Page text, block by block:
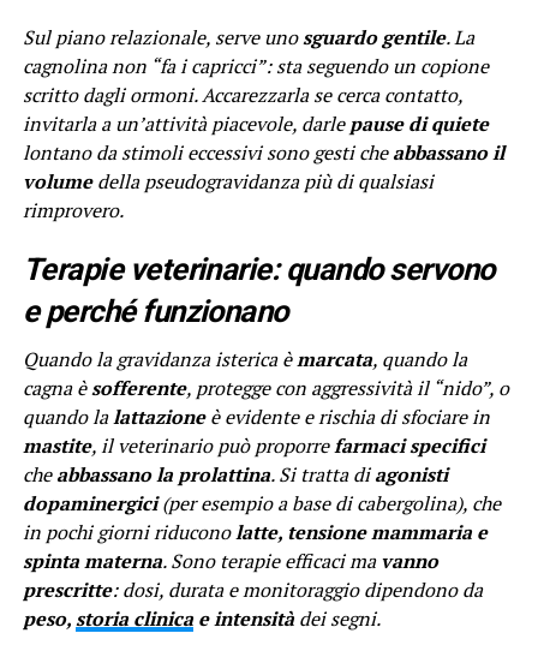
Sul piano relazionale, serve unosguardo gentile. La
cagnolina non “fa i capricci”: sta seguendo un copione
scritto dagli ormoni. Accarezzarla se cerca contatto,
invitarla a un’attività piacevole, darlepause di quiete
lontano da stimoli eccessivi sono gesti cheabbassano il
volumedella pseudogravidanza più di qualsiasi
rimprovero.
Terapie veterinarie: quando servono
e perché funzionano
Quando la gravidanza isterica èmarcata, quando la
cagna èsofferente, protegge con aggressività il “nido”, o
quando lalattazioneè evidente e rischia di sfociare in
mastite, il veterinario può proporrefarmaci specifici
cheabbassano la prolattina. Si tratta diagonisti
dopaminergici(per esempio a base di cabergolina), che
in pochi giorni riduconolatte, tensione mammaria e
spinta materna. Sono terapie efficaci mavanno
prescritte: dosi, durata e monitoraggio dipendono da
peso,storia clinicae intensitàdei segni.